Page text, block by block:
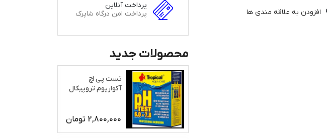
افزودن به علاقه مندی ها
پرداخت آنلاین
پرداخت امن درگاه شاپرک
محصولات جدید
تست پی اچ
آکواریوم تروپیکال
2,800,000 تومان